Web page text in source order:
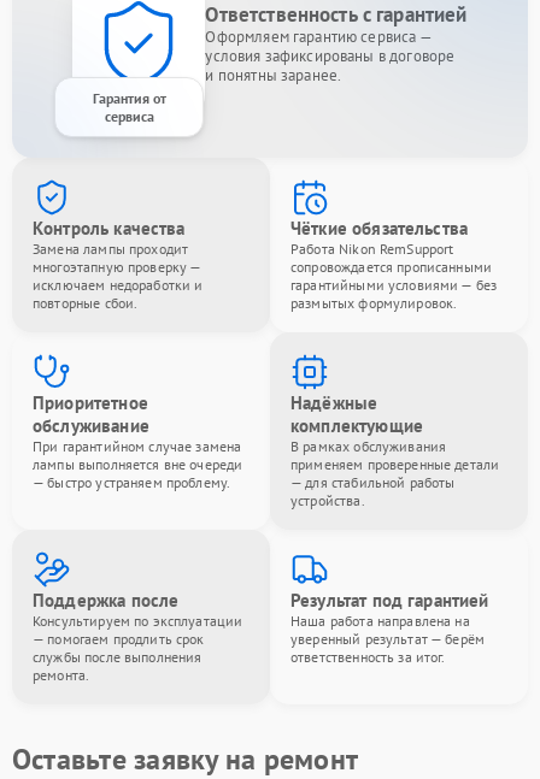
Гарантия от
сервиса
Ответственность с гарантией
Оформляем гарантию сервиса —
условия зафиксированы в договоре
и понятны заранее.
Контроль качества
Замена лампы проходит
многоэтапную проверку —
исключаем недоработки и
повторные сбои.
Чёткие обязательства
Работа Nikon RemSupport
сопровождается прописанными
гарантийными условиями — без
размытых формулировок.
Приоритетное
обслуживание
При гарантийном случае замена
лампы выполняется вне очереди
— быстро устраняем проблему.
Надёжные
комплектующие
В рамках обслуживания
применяем проверенные детали
— для стабильной работы
устройства.
Поддержка после
Консультируем по эксплуатации
— помогаем продлить срок
службы после выполнения
ремонта.
Результат под гарантией
Наша работа направлена на
уверенный результат — берём
ответственность за итог.
Оставьте заявку на ремонт